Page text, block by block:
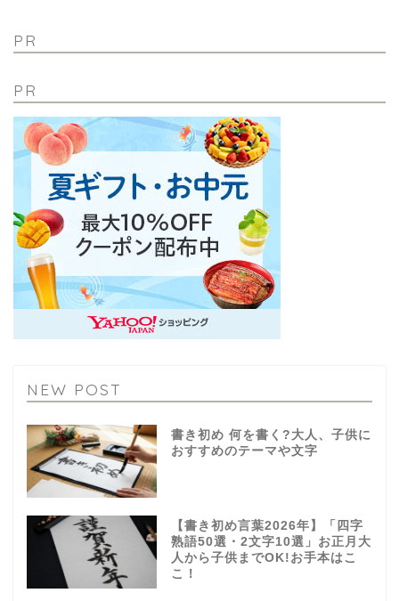
PR
PR
NEW POST
書き初め 何を書く?大人、子供に
おすすめのテーマや文字
【書き初め言葉2026年】「四字
熟語50選・2文字10選」お正月大
人から子供までOK!お手本はこ
こ！